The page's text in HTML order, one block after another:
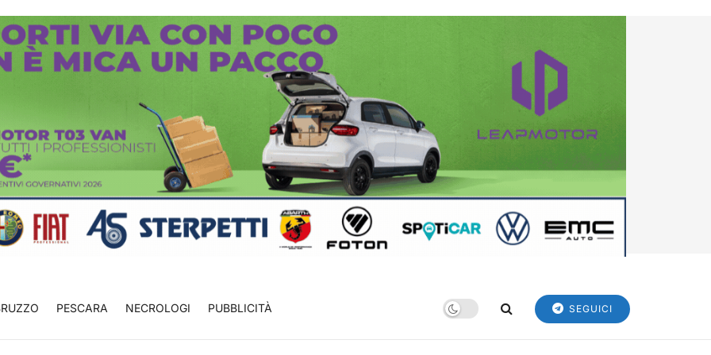
PESCARA NECROLOGI PUBBLICITÀ SEGUICI